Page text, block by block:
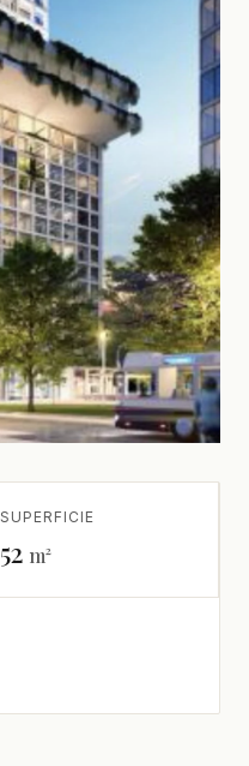
SUPERFICIE
52 m²